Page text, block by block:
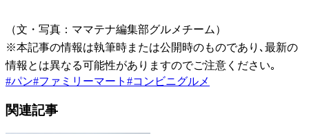
（文・写真：ママテナ編集部グルメチーム）
※本記事の情報は執筆時または公開時のものであり､最新の
情報とは異なる可能性がありますのでご注意ください｡
#パン#ファミリーマート #コンビニグルメ
関連記事